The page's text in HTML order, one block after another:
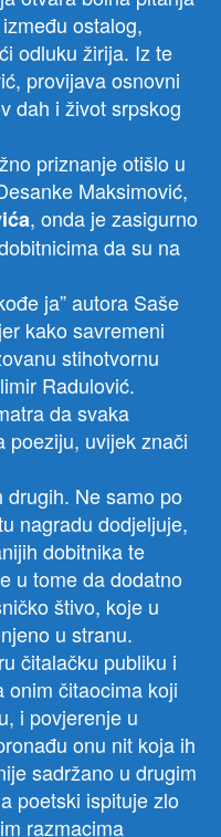
ostalog,
odluku žirija. Iz te
provijava osnovni
dah i život srpskog
priznanje otišlo u
Maksimović,
, onda je zasigurno
da su na
ja” autora Saše
kako savremeni
stihotvornu
Radulović.
da svaka
poeziju, uvijek znači
Ne samo po
nagradu dodjeljuje,
dobitnika te
u tome da dodatno
štivo, koje u
u stranu.
čitalačku publiku i
onim čitaocima koji
i povjerenje u
onu nit koja ih
sadržano u drugim
poetski ispituje zlo
razmacima